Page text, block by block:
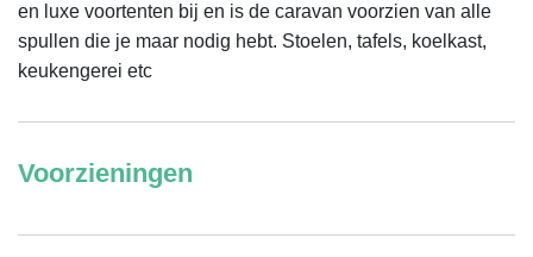
en luxe voortenten bij en is de caravan voorzien van alle
spullen die je maar nodig hebt. Stoelen, tafels, koelkast,
keukengerei etc
Voorzieningen